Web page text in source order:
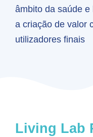
âmbito da saúde
a criação de valor
utilizadores finais
Living Lab